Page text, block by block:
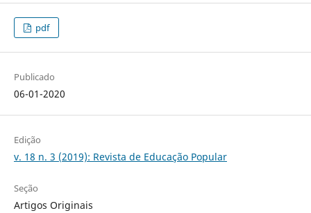
pdf
Publicado
06-01-2020
Edição
v. 18 n. 3 (2019): Revista de Educação Popular
Seção
Artigos Originais